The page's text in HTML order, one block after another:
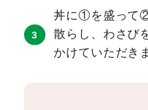
丼に①を盛って
散らし、わさび
かけていただき